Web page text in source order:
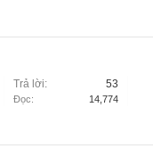
Trả lời: 53
Đọc: 14,774